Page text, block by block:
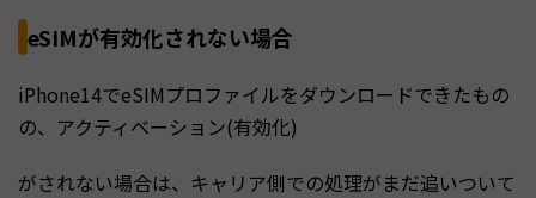
eSIMが有効化されない場合
iPhone14でeSIMプロファイルをダウンロードできたもの
の、アクティベーション(有効化)
がされない場合は、キャリア側での処理がまだ追いついて